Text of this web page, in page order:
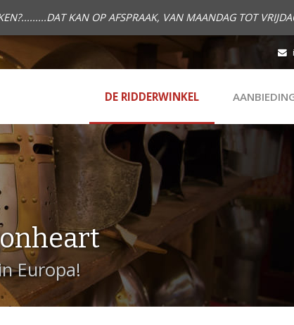
KAN OP AFSPRAAK, VAN MAANDAG TOT
DE RIDDERWINKEL
Europa!